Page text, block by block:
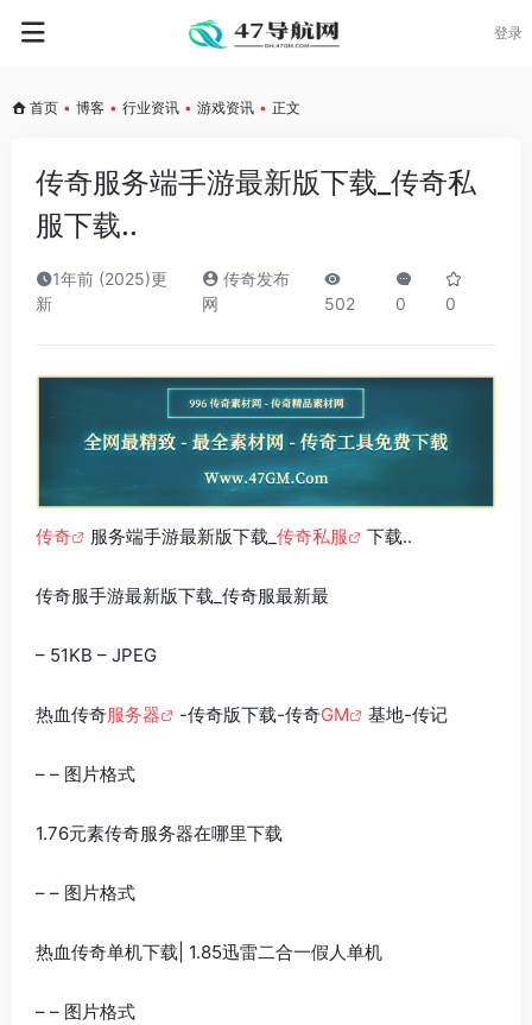
登录
首页 • 博客 • 行业资讯 • 游戏资讯 • 正文
传奇服务端手游最新版下载_传奇私
服下载..
1年前 (2025)更
新
传奇发布
网
502 0 0
传奇 服务端手游最新版下载_ 传奇私服 下载..
传奇服手游最新版下载_传奇服最新最
– 51KB – JPEG
热血传奇服务器 -传奇版下载-传奇GM 基地-传记
– – 图片格式
1.76元素传奇服务器在哪里下载
– – 图片格式
热血传奇单机下载| 1.85迅雷二合一假人单机
– – 图片格式